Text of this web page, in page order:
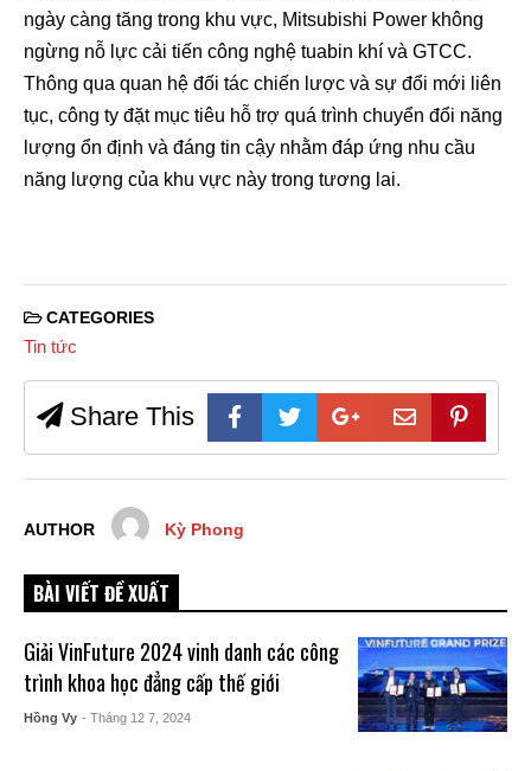
ngày càng tăng trong khu vực, Mitsubishi Power không
ngừng nỗ lực cải tiến công nghệ tuabin khí và GTCC.
Thông qua quan hệ đối tác chiến lược và sự đổi mới liên
tục, công ty đặt mục tiêu hỗ trợ quá trình chuyển đổi năng
lượng ổn định và đáng tin cậy nhằm đáp ứng nhu cầu
năng lượng của khu vực này trong tương lai.
CATEGORIES
Tin tức
Share This
AUTHOR Kỳ Phong
BÀI VIẾT ĐỀ XUẤT
Giải VinFuture 2024 vinh danh các công
trình khoa học đẳng cấp thế giới
Hồng Vy - Tháng 12 7, 2024